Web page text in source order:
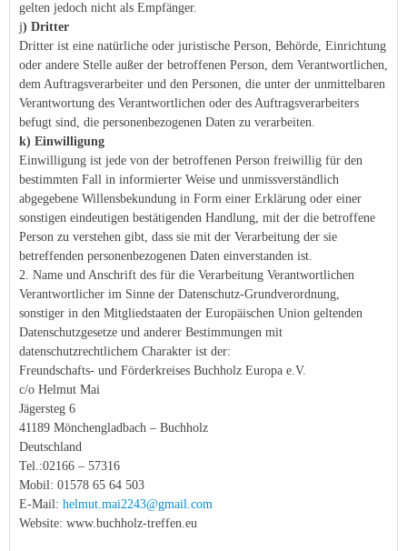
gelten jedoch nicht als Empfänger.
j) Dritter
Dritter ist eine natürliche oder juristische Person, Behörde, Einrichtung
oder andere Stelle außer der betroffenen Person, dem Verantwortlichen,
dem Auftragsverarbeiter und den Personen, die unter der unmittelbaren
Verantwortung des Verantwortlichen oder des Auftragsverarbeiters
befugt sind, die personenbezogenen Daten zu verarbeiten.
k) Einwilligung
Einwilligung ist jede von der betroffenen Person freiwillig für den
bestimmten Fall in informierter Weise und unmissverständlich
abgegebene Willensbekundung in Form einer Erklärung oder einer
sonstigen eindeutigen bestätigenden Handlung, mit der die betroffene
Person zu verstehen gibt, dass sie mit der Verarbeitung der sie
betreffenden personenbezogenen Daten einverstanden ist.
2. Name und Anschrift des für die Verarbeitung Verantwortlichen
Verantwortlicher im Sinne der Datenschutz-Grundverordnung,
sonstiger in den Mitgliedstaaten der Europäischen Union geltenden
Datenschutzgesetze und anderer Bestimmungen mit
datenschutzrechtlichem Charakter ist der:
Freundschafts- und Förderkreises Buchholz Europa e.V.
c/o Helmut Mai
Jägersteg 6
41189 Mönchengladbach – Buchholz
Deutschland
Tel.:02166 – 57316
Mobil: 01578 65 64 503
E-Mail: helmut.mai2243@gmail.com
Website: www.buchholz-treffen.eu